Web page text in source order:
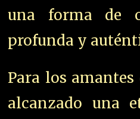
una forma de
profunda y
Para los
alcanzado una